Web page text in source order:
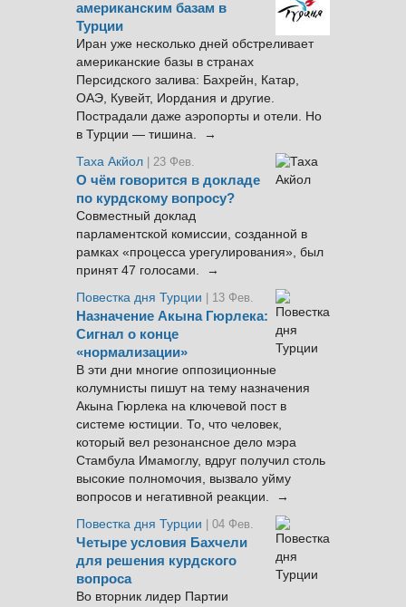
американским базам в
Турции
Иран уже несколько дней обстреливает
американские базы в странах
Персидского залива: Бахрейн, Катар,
ОАЭ, Кувейт, Иордания и другие.
Пострадали даже аэропорты и отели. Но
в Турции — тишина. →
Таха Акйол | 23 Фев.
О чём говорится в докладе
по курдскому вопросу?
Совместный доклад
парламентской комиссии, созданной в
рамках «процесса урегулирования», был
принят 47 голосами. →
Повестка дня Турции
| 13 Фев.
Назначение Акына Гюрлека:
Сигнал о конце
«нормализации»
В эти дни многие оппозиционные
колумнисты пишут на тему назначения
Акына Гюрлека на ключевой пост в
системе юстиции. То, что человек,
который вел резонансное дело мэра
Стамбула Имамоглу, вдруг получил столь
высокие полномочия, вызвало уйму
вопросов и негативной реакции. →
Повестка дня Турции
| 04 Фев.
Четыре условия Бахчели
для решения курдского
вопроса
Во вторник лидер Партии